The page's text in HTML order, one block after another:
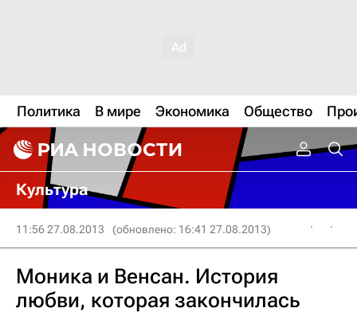
Политика В мире Экономика Общество
Культура
11:56 27.08.2013 (обновлено: 16:41 27.08.2013)
Моника и Венсан. История
любви, которая закончилась